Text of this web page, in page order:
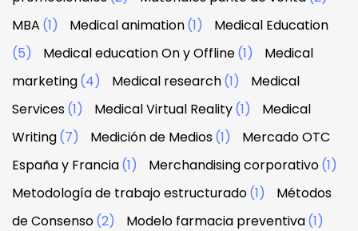
MBA (1) Medical animation(1)
Medical Education
(5)
Medical education On y Offline(1)
Medical
marketing(4) Medical research(1)
Medical
Services(1) Medical Virtual Reality(1)
Medical
Writing(7) Medición de Medios(1)
Mercado OTC
España y Francia(1) Merchandising corporativo(1)
Metodología de trabajo estructurado(1)
Métodos
de Consenso(2) Modelo farmacia preventiva(1)